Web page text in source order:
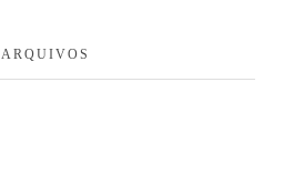
ARQUIVOS